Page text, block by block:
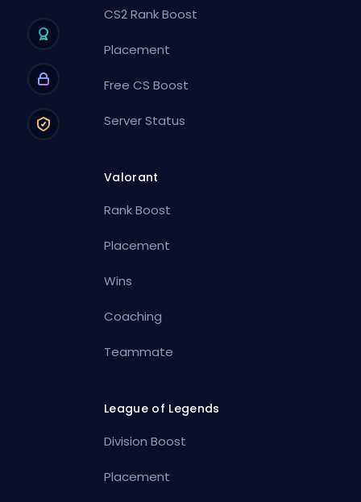
CS2 Rank Boost
Placement
Free CS Boost
Server Status
Valorant
Rank Boost
Placement
Wins
Coaching
Teammate
League of Legends
Division Boost
Placement